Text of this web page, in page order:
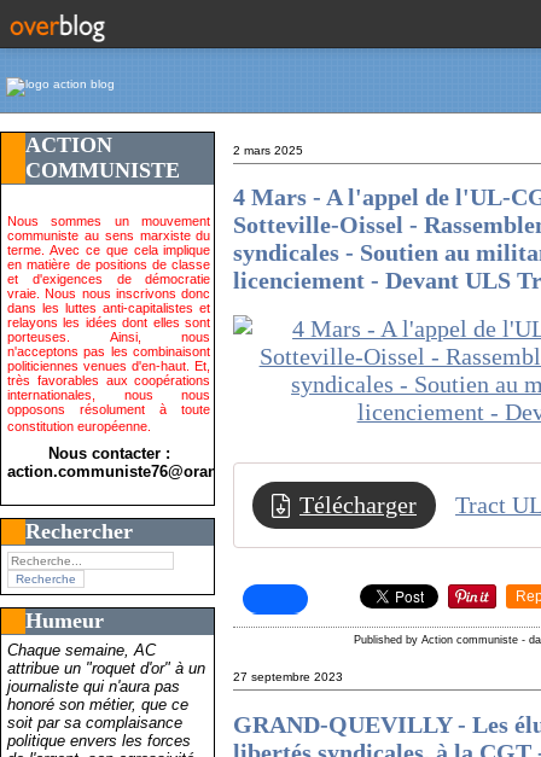
ACTION
COMMUNISTE
Nous sommes un mouvement
communiste au sens marxiste du
terme. Avec ce que cela implique
en matière de positions de classe
et d'exigences de démocratie
vraie. Nous nous inscrivons donc
dans les luttes anti-capitalistes et
relayons les idées dont elles sont
porteuses. Ainsi, nous
n'acceptons pas les combinaisont
politiciennes venues d'en-haut. Et,
très favorables aux coopérations
internationales, nous nous
opposons résolument à toute
constitution européenne.
Nous contacter :
action.communiste76@orange.fr>
Rechercher
Humeur
Chaque semaine, AC
attribue un "roquet d'or" à un
journaliste qui n'aura pas
honoré son métier, que ce
soit par sa complaisance
politique envers les forces
2 mars 2025
4 Mars - A l'appel de l'UL-
Sotteville-Oissel -
syndicales - Soutien au
licenciement - Devant ULS
Télécharger
Published by Action communiste -
27 septembre 2023
GRAND-QUEVILLY - Les